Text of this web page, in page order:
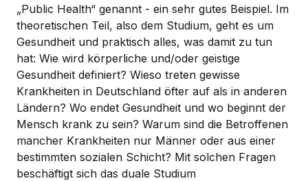
„Public Health“ genannt - ein sehr gutes Beispiel. Im
theoretischen Teil, also dem Studium, geht es um
Gesundheit und praktisch alles, was damit zu tun
hat: Wie wird körperliche und/oder geistige
Gesundheit definiert? Wieso treten gewisse
Krankheiten in Deutschland öfter auf als in anderen
Ländern? Wo endet Gesundheit und wo beginnt der
Mensch krank zu sein? Warum sind die Betroffenen
mancher Krankheiten nur Männer oder aus einer
bestimmten sozialen Schicht? Mit solchen Fragen
beschäftigt sich das duale Studium